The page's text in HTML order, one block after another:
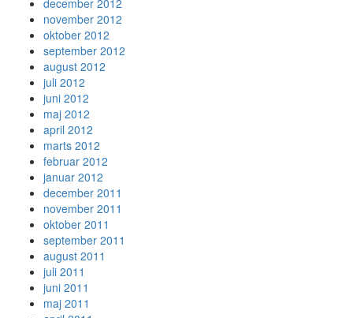
december 2012
november 2012
oktober 2012
september 2012
august 2012
juli 2012
juni 2012
maj 2012
april 2012
marts 2012
februar 2012
januar 2012
december 2011
november 2011
oktober 2011
september 2011
august 2011
juli 2011
juni 2011
maj 2011